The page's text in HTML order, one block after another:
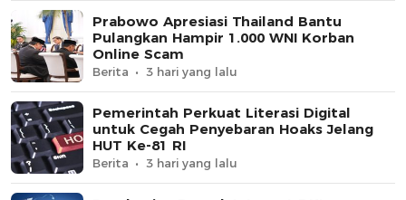
Prabowo Apresiasi Thailand Bantu
Pulangkan Hampir 1.000 WNI Korban
Online Scam
Berita 3 hari yang lalu
Pemerintah Perkuat Literasi Digital
untuk Cegah Penyebaran Hoaks Jelang
HUT Ke-81 RI
Berita 3 hari yang lalu